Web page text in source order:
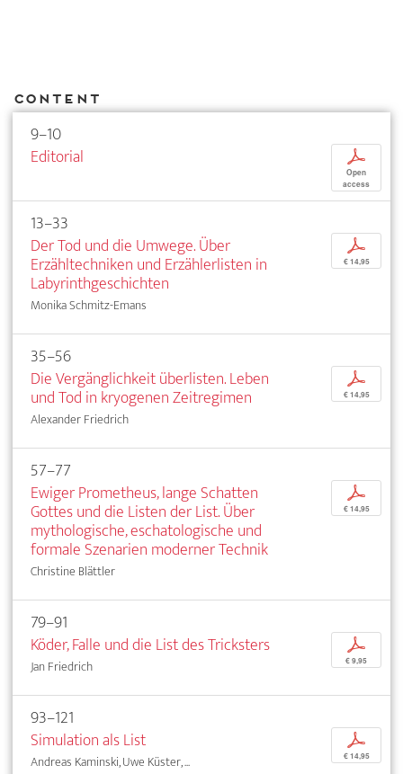
Content
9–10
Editorial
p
Open
access
13–33
Der Tod und die Umwege. Über
Erzähltechniken und Erzählerlisten in
Labyrinthgeschichten
Monika Schmitz-Emans
p
€ 14,95
35–56
Die Vergänglichkeit überlisten. Leben
und Tod in kryogenen Zeitregimen
Alexander Friedrich
p
€ 14,95
57–77
Ewiger Prometheus, lange Schatten
Gottes und die Listen der List. Über
mythologische, eschatologische und
formale Szenarien moderner Technik
Christine Blättler
p
€ 14,95
79–91
Köder, Falle und die List des Tricksters
Jan Friedrich
p
€ 9,95
93–121
Simulation als List
Andreas Kaminski, Uwe Küster, ...
p
€ 14,95